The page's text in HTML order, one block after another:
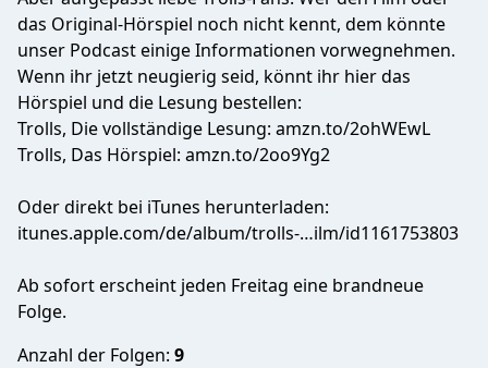
das Original-Hörspiel noch nicht kennt, dem könnte
unser Podcast einige Informationen vorwegnehmen.
Wenn ihr jetzt neugierig seid, könnt ihr hier das
Hörspiel und die Lesung bestellen:
Trolls, Die vollständige Lesung: amzn.to/2ohWEwL
Trolls, Das Hörspiel: amzn.to/2oo9Yg2
Oder direkt bei iTunes herunterladen:
itunes.apple.com/de/album/trolls-…ilm/id1161753803
Ab sofort erscheint jeden Freitag eine brandneue
Folge.
Anzahl der Folgen: 9